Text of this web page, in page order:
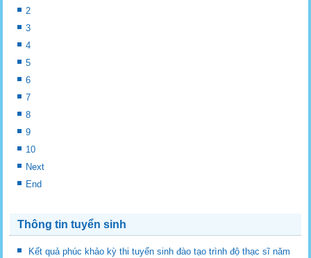
2
3
4
5
6
7
8
9
10
Next
End
Thông tin tuyển sinh
Kết quả phúc khảo kỳ thi tuyển sinh đào tạo trình độ thạc sĩ năm